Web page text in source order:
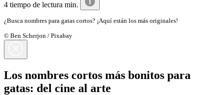
4 tiempo de lectura min.
¿Busca nombres para gatas cortos? ¡Aquí están los más originales!
© Ben Scherjon / Pixabay
Los nombres cortos más bonitos para
gatas: del cine al arte